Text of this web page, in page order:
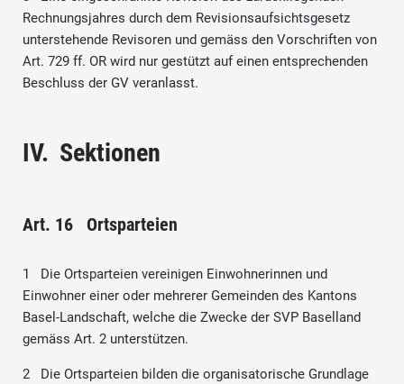
Rechnungsjahres durch dem Revisionsaufsichtsgesetz
unterstehende Revisoren und gemäss den Vorschriften von
Art. 729 ff. OR wird nur gestützt auf einen entsprechenden
Beschluss der GV veranlasst.
IV. Sektionen
Art. 16 Ortsparteien
1 Die Ortsparteien vereinigen Einwohnerinnen und
Einwohner einer oder mehrerer Gemeinden des Kantons
Basel-Landschaft, welche die Zwecke der SVP Baselland
gemäss Art. 2 unterstützen.
2 Die Ortsparteien bilden die organisatorische Grundlage